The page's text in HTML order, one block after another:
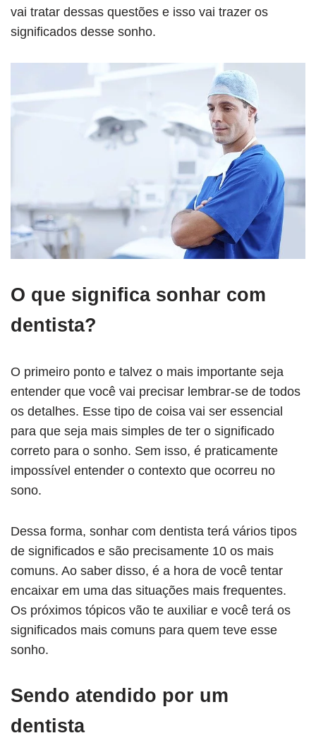
vai tratar dessas questões e isso vai trazer os
significados desse sonho.
O que significa sonhar com
dentista?
O primeiro ponto e talvez o mais importante seja
entender que você vai precisar lembrar-se de todos
os detalhes. Esse tipo de coisa vai ser essencial
para que seja mais simples de ter o significado
correto para o sonho. Sem isso, é praticamente
impossível entender o contexto que ocorreu no
sono.
Dessa forma, sonhar com dentista terá vários tipos
de significados e são precisamente 10 os mais
comuns. Ao saber disso, é a hora de você tentar
encaixar em uma das situações mais frequentes.
Os próximos tópicos vão te auxiliar e você terá os
significados mais comuns para quem teve esse
sonho.
Sendo atendido por um
dentista